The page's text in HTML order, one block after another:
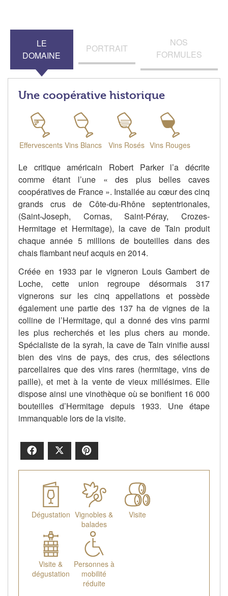
LE
DOMAINE
PORTRAIT
NOS
FORMULES
Une coopérative historique
Effervescents Vins Blancs Vins Rosés Vins Rouges
Le critique américain Robert Parker l’a décrite
comme étant l’une « des plus belles caves
coopératives de France ». Installée au cœur des cinq
grands crus de Côte-du-Rhône septentrionales,
(Saint-Joseph, Cornas, Saint-Péray, Crozes-
Hermitage et Hermitage), la cave de Tain produit
chaque année 5 millions de bouteilles dans des
chais flambant neuf acquis en 2014.
Créée en 1933 par le vigneron Louis Gambert de
Loche, cette union regroupe désormais 317
vignerons sur les cinq appellations et possède
également une partie des 137 ha de vignes de la
colline de l’Hermitage, qui a donné des vins parmi
les plus recherchés et les plus chers au monde.
Spécialiste de la syrah, la cave de Tain vinifie aussi
bien des vins de pays, des crus, des sélections
parcellaires que des vins rares (hermitage, vins de
paille), et met à la vente de vieux millésimes. Elle
dispose ainsi une vinothèque où se bonifient 16 000
bouteilles d’Hermitage depuis 1933. Une étape
immanquable lors de la visite.
Facebook
Dégustation Vignobles &
balades
Visite
Visite &
dégustation
Personnes à
mobilité
réduite